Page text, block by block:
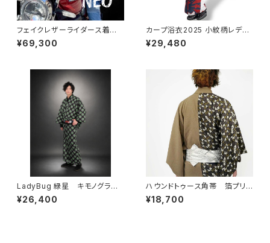
フェイクレザーライダース着物N
eo KBlue レディース
¥69,300
カープ浴衣2025 小紋柄レディ
ース 星になれ 在庫に限り速
納
¥29,480
LadyBug 緑星 キモノグラー
ス×ローブジャポニカコラボ浴
衣 メンズ 綿100％
¥26,400
ハウンドトゥース角帯 箔プリン
ト デニム ホワイト
¥18,700